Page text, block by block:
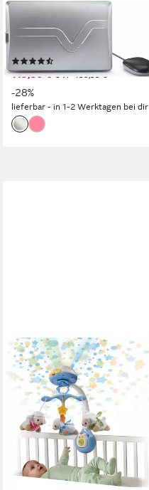
Kindercomputer School & Go,
Genio Lernlaptop XL
115,99 € UVP159,99 €
-28%
lieferbar - in 1-2 Werktagen bei dir